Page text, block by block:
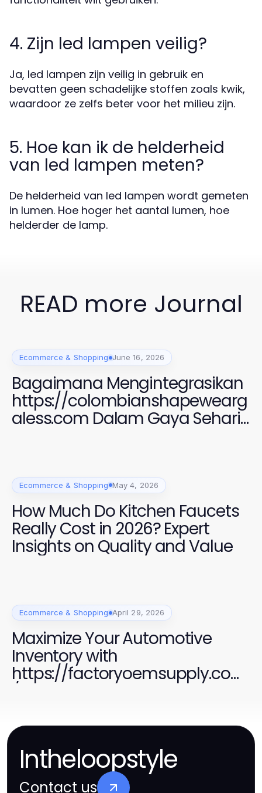
4. Zijn led lampen veilig?
Ja, led lampen zijn veilig in gebruik en
bevatten geen schadelijke stoffen zoals kwik,
waardoor ze zelfs beter voor het milieu zijn.
5. Hoe kan ik de helderheid
van led lampen meten?
De helderheid van led lampen wordt gemeten
in lumen. Hoe hoger het aantal lumen, hoe
helderder de lamp.
READ more Journal
Ecommerce & Shopping June 16, 2026
Bagaimana Mengintegrasikan
https://colombianshapewearg
aless.com Dalam Gaya Sehari-
hari Anda untuk Penampilan
Ecommerce & Shopping May 4, 2026
How Much Do Kitchen Faucets
Really Cost in 2026? Expert
Insights on Quality and Value
Ecommerce & Shopping April 29, 2026
Maximize Your Automotive
Inventory with
https://factoryoemsupply.com
Intheloopstyle
Contact us